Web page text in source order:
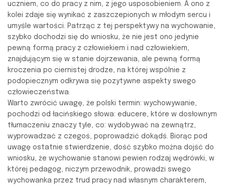
uczniem, co do pracy z nim, z jego usposobieniem. A ono z
kolei zdaje się wynikać z zaszczepionych w młodym sercu i
umyśle wartości. Patrząc z tej perspektywy na wychowanie,
szybko dochodzi się do wniosku, że nie jest ono jedynie
pewną formą pracy z człowiekiem i nad człowiekiem,
znajdującym się w stanie dojrzewania, ale pewną formą
kroczenia po ciernistej drodze, na której wspólnie z
podopiecznym odkrywa się pozytywne aspekty swego
człowieczeństwa.
Warto zwrócić uwagę, że polski termin: wychowywanie,
pochodzi od łacińskiego słowa: educere, które w dosłownym
tłumaczeniu znaczy tyle, co: wydobywać na zewnątrz,
wyprowadzać z czegoś, poprowadzić dokądś. Biorąc pod
uwagę ostatnie stwierdzenie, dość szybko można dojść do
wniosku, że wychowanie stanowi pewien rodzaj wędrówki, w
której pedagog, niczym przewodnik, prowadzi swego
wychowanka przez trud pracy nad własnym charakterem,